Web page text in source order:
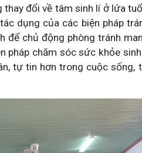
đổi về tâm sinh lí ở lứa
dụng của các biện pháp
để chủ động phòng tránh
chăm sóc sức khỏe
tự tin hơn trong cuộc sống,